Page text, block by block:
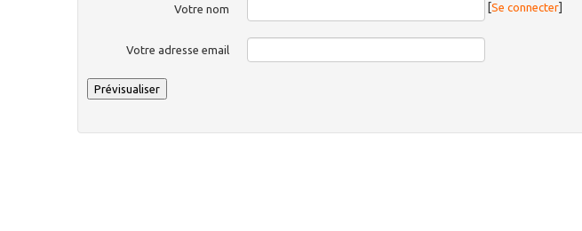
Votre nom [Se connecter]
Votre adresse email